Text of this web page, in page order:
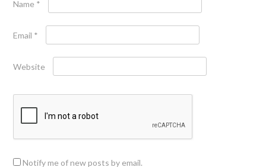
Name *
Email *
Website
Notify me of new posts by email.